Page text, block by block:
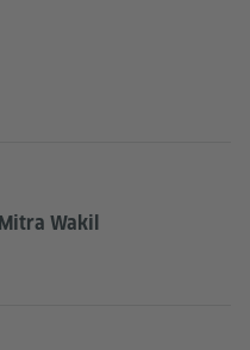
Fabian Hesse & Mitra Wakil